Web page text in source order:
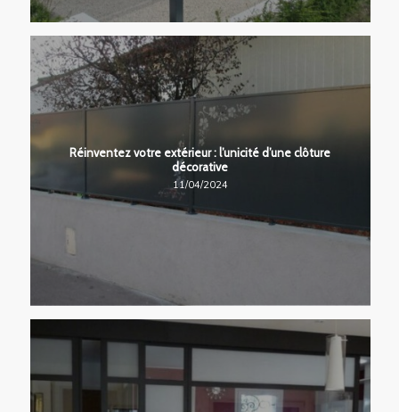
Réinventez votre extérieur : l’unicité d’une clôture
décorative
11/04/2024